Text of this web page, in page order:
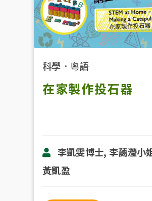
科學 ． 粵語
在家製作投石器
李凱雯博士, 李藹瀅小
黃凱盈